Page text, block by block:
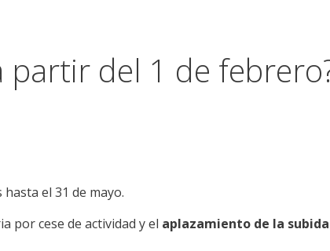
del 1 de
el 31 de mayo.
por cese de actividad y el aplazamiento de la